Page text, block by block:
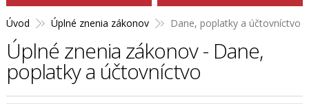
Úvod Úplné znenia zákonov Dane, poplatky a účtovníctvo
Úplné znenia zákonov - Dane,
poplatky a účtovníctvo